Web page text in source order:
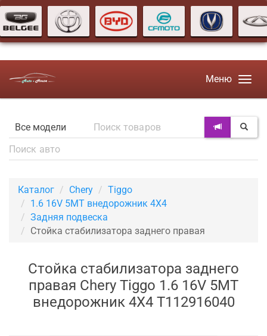
Меню
Каталог Chery
Tiggo
1.6 16V 5MT внедорожник 4X4
Задняя подвеска
Стойка стабилизатора заднего правая
Стойка стабилизатора заднего
правая Chery Tiggo 1.6 16V 5MT
внедорожник 4X4 T112916040